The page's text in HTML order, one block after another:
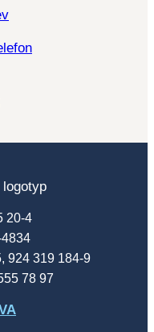
20-4
924 319 184-9
78 97